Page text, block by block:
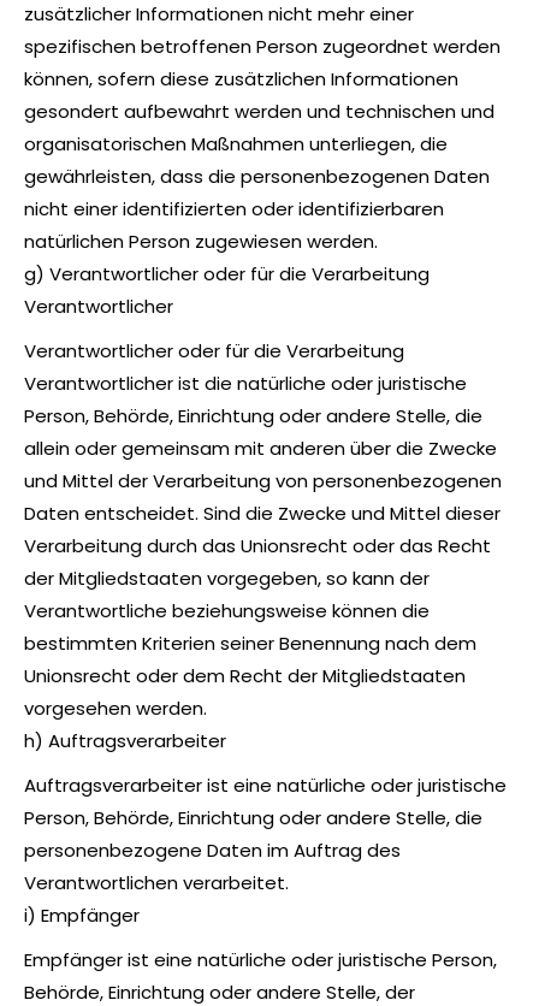
zusätzlicher Informationen nicht mehr einer
spezifischen betroffenen Person zugeordnet werden
können, sofern diese zusätzlichen Informationen
gesondert aufbewahrt werden und technischen und
organisatorischen Maßnahmen unterliegen, die
gewährleisten, dass die personenbezogenen Daten
nicht einer identifizierten oder identifizierbaren
natürlichen Person zugewiesen werden.
g) Verantwortlicher oder für die Verarbeitung
Verantwortlicher
Verantwortlicher oder für die Verarbeitung
Verantwortlicher ist die natürliche oder juristische
Person, Behörde, Einrichtung oder andere Stelle, die
allein oder gemeinsam mit anderen über die Zwecke
und Mittel der Verarbeitung von personenbezogenen
Daten entscheidet. Sind die Zwecke und Mittel dieser
Verarbeitung durch das Unionsrecht oder das Recht
der Mitgliedstaaten vorgegeben, so kann der
Verantwortliche beziehungsweise können die
bestimmten Kriterien seiner Benennung nach dem
Unionsrecht oder dem Recht der Mitgliedstaaten
vorgesehen werden.
h) Auftragsverarbeiter
Auftragsverarbeiter ist eine natürliche oder juristische
Person, Behörde, Einrichtung oder andere Stelle, die
personenbezogene Daten im Auftrag des
Verantwortlichen verarbeitet.
i) Empfänger
Empfänger ist eine natürliche oder juristische Person,
Behörde, Einrichtung oder andere Stelle, der